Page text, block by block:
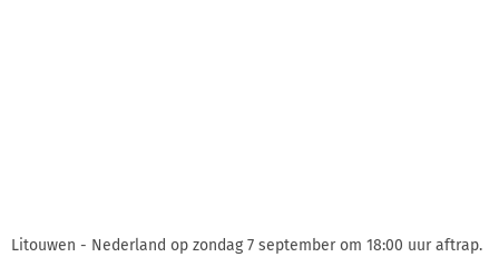
Litouwen - Nederland op zondag 7 september om 18:00 uur aftrap.